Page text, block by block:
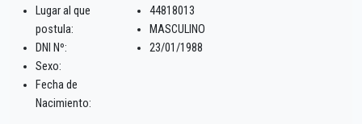
Lugar al que
postula:
DNI Nº:
Sexo:
Fecha de
Nacimiento:
44818013
MASCULINO
23/01/1988